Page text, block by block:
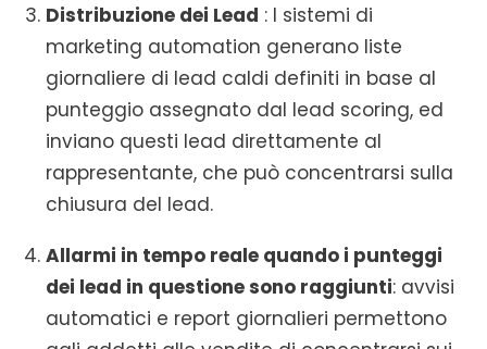
Distribuzione dei Lead : I sistemi di
marketing automation generano liste
giornaliere di lead caldi definiti in base al
punteggio assegnato dal lead scoring, ed
inviano questi lead direttamente al
rappresentante, che può concentrarsi sulla
chiusura del lead.
Allarmi in tempo reale quando i punteggi
dei lead in questione sono raggiunti: avvisi
automatici e report giornalieri permettono